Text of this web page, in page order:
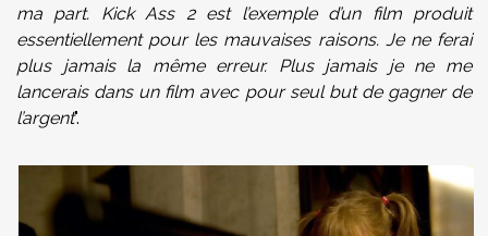
ma part. Kick Ass 2 est l’exemple d’un film produit
essentiellement pour les mauvaises raisons. Je ne ferai
plus jamais la même erreur. Plus jamais je ne me
lancerais dans un film avec pour seul but de gagner de
l’argent".